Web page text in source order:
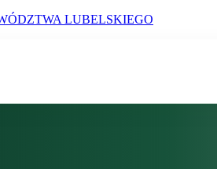
LUBELSKIEGO